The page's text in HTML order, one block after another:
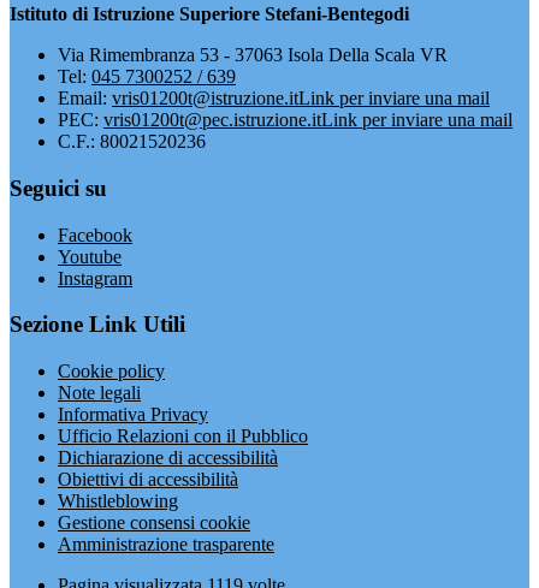
Istituto di Istruzione Superiore Stefani-Bentegodi
Via Rimembranza 53 - 37063 Isola Della Scala VR
Tel: 045 7300252 / 639
Email: vris01200t@istruzione.itLink per inviare una mail
PEC: vris01200t@pec.istruzione.itLink per inviare una mail
C.F.: 80021520236
Seguici su
Facebook
Youtube
Instagram
Sezione Link Utili
Cookie policy
Note legali
Informativa Privacy
Ufficio Relazioni con il Pubblico
Dichiarazione di accessibilità
Obiettivi di accessibilità
Whistleblowing
Gestione consensi cookie
Amministrazione trasparente